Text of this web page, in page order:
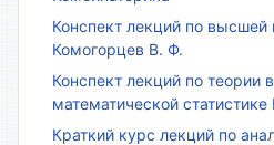
Конспект лекций по высшей
Комогорцев В. Ф.
Конспект лекций по теории
математической
Краткий курс лекций по